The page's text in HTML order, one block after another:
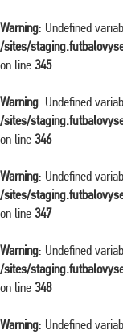
Warning: Undefined
/sites/
on line 345
Warning: Undefined
/sites/
on line 346
Warning: Undefined
/sites/
on line 347
Warning: Undefined
/sites/
on line 348
Warning: Undefined